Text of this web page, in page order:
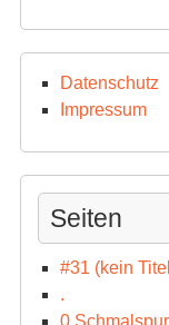
Datenschutz
Impressum
Seiten
#31 (kein
.
0